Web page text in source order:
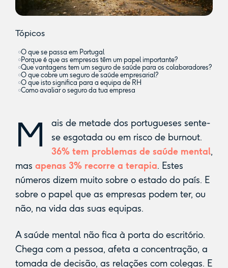
Tópicos
O que se passa em Portugal
Porque é que as empresas têm um papel importante?
Que vantagens tem um seguro de saúde para os colaboradores?
O que cobre um seguro de saúde empresarial?
O que isto significa para a equipa de RH
Como avaliar o seguro da tua empresa
M
ais de metade dos portugueses sente-
se esgotada ou em risco de burnout.
36% tem problemas de saúde mental,
mas apenas 3% recorre a terapia. Estes
números dizem muito sobre o estado do país. E
sobre o papel que as empresas podem ter, ou
não, na vida das suas equipas.
A saúde mental não fica à porta do escritório.
Chega com a pessoa, afeta a concentração, a
tomada de decisão, as relações com colegas. E